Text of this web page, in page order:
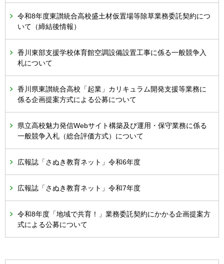
令和8年度東讃統合高校盛土材仮置場等除草業務委託契約につ
いて（締結後情報）
香川東部支援学校体育館空調設備設置工事に係る一般競争入
札について
香川県東讃統合高校「起業」カリキュラム開発支援等業務に
係る企画提案方式による公募について
県立高校魅力発信Webサイト構築及び運用・保守業務に係る
一般競争入札（総合評価方式）について
広報誌「さぬき教育ネット」令和6年度
広報誌「さぬき教育ネット」令和7年度
令和8年度「地域で共育！」業務委託契約にかかる企画提案方
式による公募について